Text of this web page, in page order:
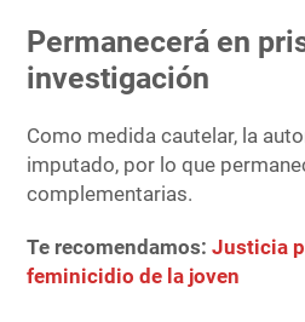
Permanecerá en
investigación
Como medida cautelar, la
imputado, por lo que
complementarias.
Te recomendamos:Justicia
feminicidio de la joven